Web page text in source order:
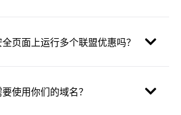
页面上运行多个联盟优惠吗？
使用你们的域名？